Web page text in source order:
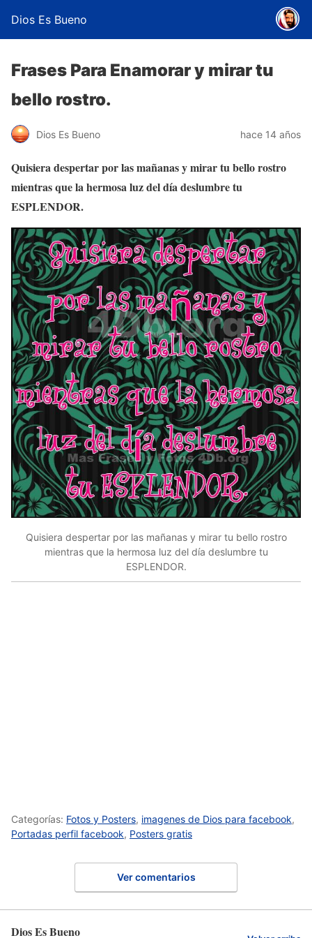
Dios Es Bueno
Frases Para Enamorar y mirar tu
bello rostro.
Dios Es Bueno hace 14 años
Quisiera despertar por las mañanas y mirar tu bello rostro
mientras que la hermosa luz del día deslumbre tu
ESPLENDOR.
Quisiera despertar por las mañanas y mirar tu bello rostro
mientras que la hermosa luz del día deslumbre tu
ESPLENDOR.
Categorías: Fotos y Posters, imagenes de Dios para facebook,
Portadas perfil facebook, Posters gratis
Ver comentarios
Dios Es Bueno